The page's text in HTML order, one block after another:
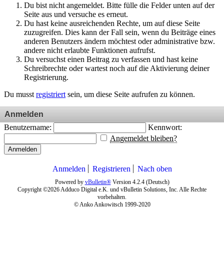
Du bist nicht angemeldet. Bitte fülle die Felder unten auf der
Seite aus und versuche es erneut.
Du hast keine ausreichenden Rechte, um auf diese Seite
zuzugreifen. Dies kann der Fall sein, wenn du Beiträge eines
anderen Benutzers ändern möchtest oder administrative bzw.
andere nicht erlaubte Funktionen aufrufst.
Du versuchst einen Beitrag zu verfassen und hast keine
Schreibrechte oder wartest noch auf die Aktivierung deiner
Registrierung.
Du musst registriert sein, um diese Seite aufrufen zu können.
Anmelden
Benutzername:
Kennwort:
Angemeldet bleiben?
Anmelden
Anmelden Registrieren Nach oben
Powered by vBulletin®Version 4.2.4 (Deutsch)
Copyright ©2026 Adduco Digital e.K. und vBulletin Solutions, Inc. Alle Rechte
vorbehalten.
© Anko Ankowitsch 1999-2020